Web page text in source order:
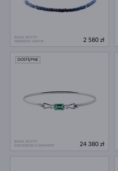
BIAŁE ZŁOTO
NIEBIESKI SZAFIR
2 580 zł
BIAŁE ZŁOTO
SZMARAGD & DIAMENT
DOSTĘPNE
24 380 zł